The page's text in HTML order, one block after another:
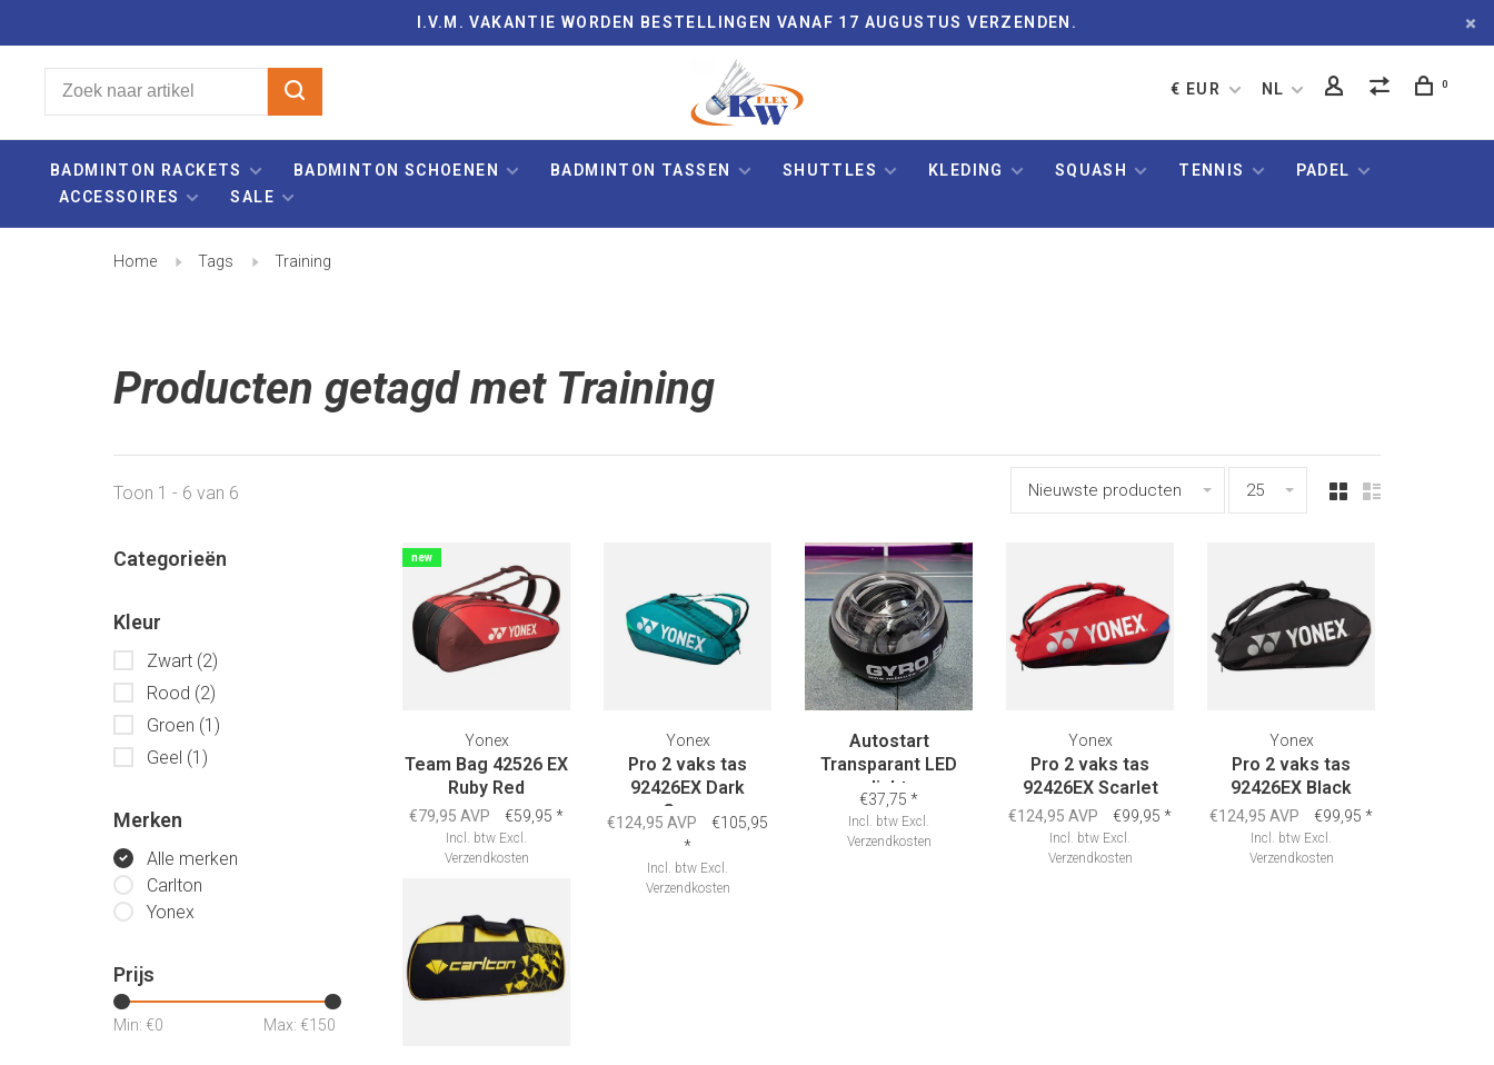
I.V.M. VAKANTIE WORDEN BESTELLINGEN VANAF 17 AUGUSTUS VERZENDEN.
€ EUR NL 0
BADMINTON RACKETS BADMINTON SCHOENEN BADMINTON TASSEN SHUTTLES KLEDING SQUASH TENNIS
PADEL
ACCESSOIRES
SALE
Home Tags Training
Producten getagd met Training
Toon 1 - 6 van 6 Nieuwste producten 25
Categorieën
Kleur
Zwart (2)
Rood (2)
Groen (1)
Geel (1)
Merken
Alle merken
Carlton
Yonex
Prijs
Min: €0 Max: €150
new
Yonex
Team Bag 42526 EX
Ruby Red
€79,95 AVP €59,95 *
Incl. btw Excl.
Verzendkosten
Yonex
Pro 2 vaks tas
92426EX Dark
Green
€124,95 AVP
€105,95
*
Incl. btw Excl.
Verzendkosten
Autostart
Transparant LED
licht
€37,75 *
Incl. btw Excl.
Verzendkosten
Yonex
Pro 2 vaks tas
92426EX Scarlet
€124,95 AVP €99,95 *
Incl. btw Excl.
Verzendkosten
Yonex
Pro 2 vaks tas
92426EX Black
€124,95 AVP €99,95 *
Incl. btw Excl.
Verzendkosten